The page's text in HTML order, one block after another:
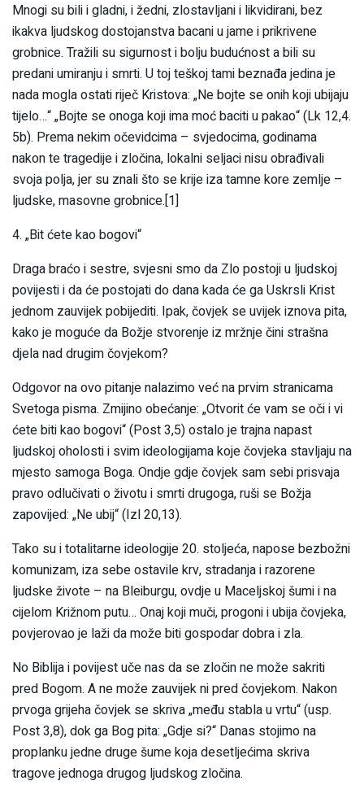
Mnogi su bili i gladni, i žedni, zlostavljani i likvidirani, bez
ikakva ljudskog dostojanstva bacani u jame i prikrivene
grobnice. Tražili su sigurnost i bolju budućnost a bili su
predani umiranju i smrti. U toj teškoj tami beznađa jedina je
nada mogla ostati riječ Kristova: „Ne bojte se onih koji ubijaju
tijelo…“ „Bojte se onoga koji ima moć baciti u pakao“ (Lk 12,4.
5b). Prema nekim očevidcima – svjedocima, godinama
nakon te tragedije i zločina, lokalni seljaci nisu obrađivali
svoja polja, jer su znali što se krije iza tamne kore zemlje –
ljudske, masovne grobnice.[1]
4. „Bit ćete kao bogovi“
Draga braćo i sestre, svjesni smo da Zlo postoji u ljudskoj
povijesti i da će postojati do dana kada će ga Uskrsli Krist
jednom zauvijek pobijediti. Ipak, čovjek se uvijek iznova pita,
kako je moguće da Božje stvorenje iz mržnje čini strašna
djela nad drugim čovjekom?
Odgovor na ovo pitanje nalazimo već na prvim stranicama
Svetoga pisma. Zmijino obećanje: „Otvorit će vam se oči i vi
ćete biti kao bogovi“ (Post 3,5) ostalo je trajna napast
ljudskoj oholosti i svim ideologijama koje čovjeka stavljaju na
mjesto samoga Boga. Ondje gdje čovjek sam sebi prisvaja
pravo odlučivati o životu i smrti drugoga, ruši se Božja
zapovijed: „Ne ubij“ (Izl 20,13).
Tako su i totalitarne ideologije 20. stoljeća, napose bezbožni
komunizam, iza sebe ostavile krv, stradanja i razorene
ljudske živote – na Bleiburgu, ovdje u Maceljskoj šumi i na
cijelom Križnom putu… Onaj koji muči, progoni i ubija čovjeka,
povjerovao je laži da može biti gospodar dobra i zla.
No Biblija i povijest uče nas da se zločin ne može sakriti
pred Bogom. A ne može zauvijek ni pred čovjekom. Nakon
prvoga grijeha čovjek se skriva „među stabla u vrtu“ (usp.
Post 3,8), dok ga Bog pita: „Gdje si?“ Danas stojimo na
proplanku jedne druge šume koja desetljećima skriva
tragove jednoga drugog ljudskog zločina.